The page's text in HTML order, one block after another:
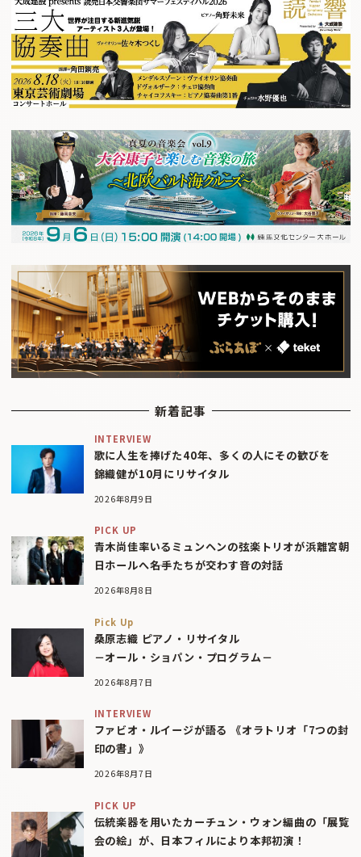
新着記事
INTERVIEW
歌に人生を捧げた40年、多くの人にその歓びを
錦織健が10月にリサイタル
2026年8月9日
PICK UP
青木尚佳率いるミュンヘンの弦楽トリオが浜離宮朝
日ホールへ――名手たちが交わす音の対話
2026年8月8日
Pick Up
桑原志織 ピアノ・リサイタル
－オール・ショパン・プログラム－
2026年8月7日
INTERVIEW
ファビオ・ルイージが語る 《オラトリオ「7つの封
印の書」》
2026年8月7日
PICK UP
伝統楽器を用いたカーチュン・ウォン編曲の「展覧
会の絵」が、日本フィルにより本邦初演！